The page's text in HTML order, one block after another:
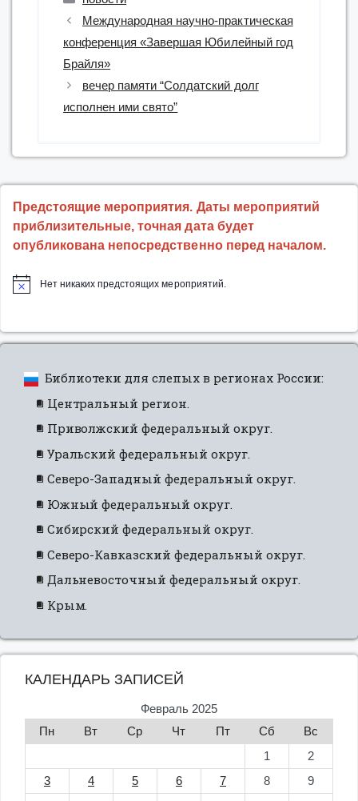
Международная научно-практическая
конференция «Завершая Юбилейный год
Брайля»
вечер памяти “Солдатский долг
исполнен ими свято”
Предстоящие мероприятия. Даты мероприятий
приблизительные, точная дата будет
опубликована непосредственно перед началом.
Нет никаких предстоящих мероприятий.
Библиотеки для слепых в регионах России:
Центральный регион.
Приволжский федеральный округ.
Уральский федеральный округ.
Северо-Западный федеральный округ.
Южный федеральный округ.
Сибирский федеральный округ.
Северо-Кавказский федеральный округ.
Дальневосточный федеральный округ.
Крым.
КАЛЕНДАРЬ ЗАПИСЕЙ
Февраль 2025
Пн
Вт Ср Чт Пт Сб
Вс
1
2
3
4 5 6 7 8
9